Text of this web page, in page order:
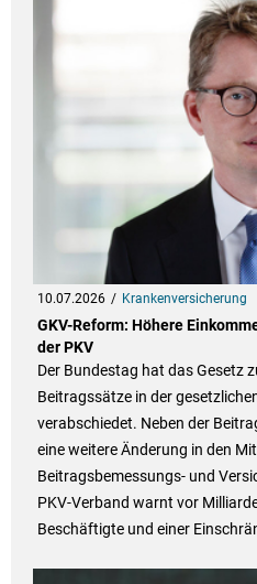
10.07.2026 Krankenversicherung
GKV-Reform: Höhere
der PKV
Der Bundestag hat das Gesetz
Beitragssätze in der
verabschiedet. Neben der
eine weitere Änderung in den
Beitragsbemessungs- und
PKV-Verband warnt vor
Beschäftigte und einer